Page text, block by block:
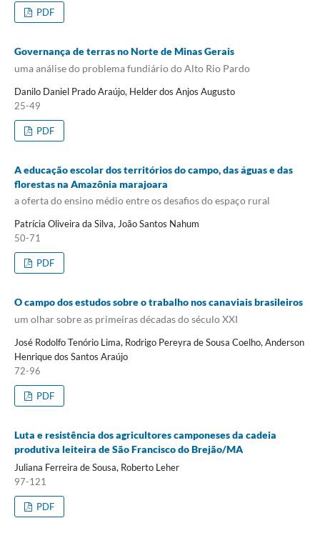
PDF
Governança de terras no Norte de Minas Gerais
uma análise do problema fundiário do Alto Rio Pardo
Danilo Daniel Prado Araújo, Helder dos Anjos Augusto
25-49
PDF
A educação escolar dos territórios do campo, das águas e das
florestas na Amazônia marajoara
a oferta do ensino médio entre os desafios do espaço rural
Patrícia Oliveira da Silva, João Santos Nahum
50-71
PDF
O campo dos estudos sobre o trabalho nos canaviais brasileiros
um olhar sobre as primeiras décadas do século XXI
José Rodolfo Tenório Lima, Rodrigo Pereyra de Sousa Coelho, Anderson
Henrique dos Santos Araújo
72-96
PDF
Luta e resistência dos agricultores camponeses da cadeia
produtiva leiteira de São Francisco do Brejão/MA
Juliana Ferreira de Sousa, Roberto Leher
97-121
PDF